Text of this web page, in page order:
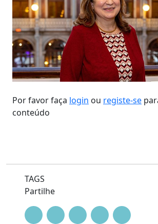
Por favor faça login ou registe-se
conteúdo
TAGS
Partilhe